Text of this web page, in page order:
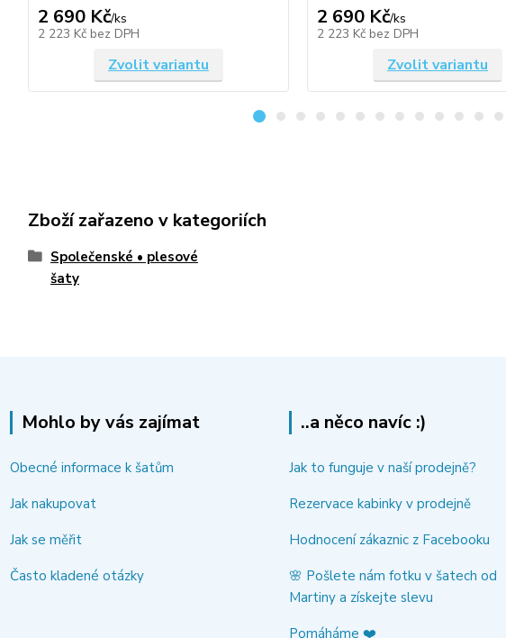
2 690 Kč/ks
2 223 Kč bez DPH
Zvolit variantu
2 690 Kč/ks
2 223 Kč bez DPH
Zvolit variantu
Zboží zařazeno v kategoriích
Společenské • plesové
šaty
Mohlo by vás zajímat
Obecné informace k šatům
Jak nakupovat
Jak se měřit
Často kladené otázky
..a něco navíc :)
Jak to funguje v naší prodejně?
Rezervace kabinky v prodejně
Hodnocení zákaznic z Facebooku
🌸 Pošlete nám fotku v šatech od
Martiny a získejte slevu
Pomáháme ❤️